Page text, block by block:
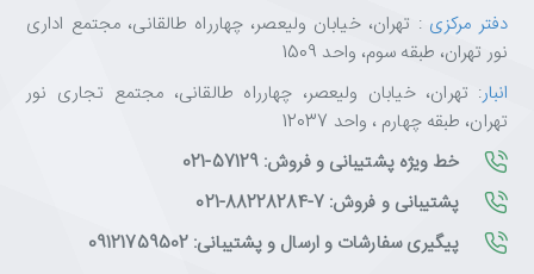
دفتر مرکزی : تهران، خیابان ولیعصر، چهارراه طالقانی، مجتمع اداری
نور تهران، طبقه سوم، واحد 1509
انبار: تهران، خیابان ولیعصر، چهارراه طالقانی، مجتمع تجاری نور
تهران، طبقه چهارم ، واحد 12037
خط ویژه پشتیبانی و فروش: 57129-021
پشتیبانی و فروش: 7-88228284-021
پیگیری سفارشات و ارسال و پشتیبانی: 09121759502